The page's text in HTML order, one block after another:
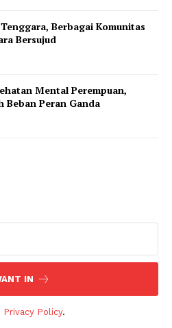
Berbagai Komunitas
Bersujud
Mental Perempuan,
Beban Peran Ganda
IN
Privacy Policy.